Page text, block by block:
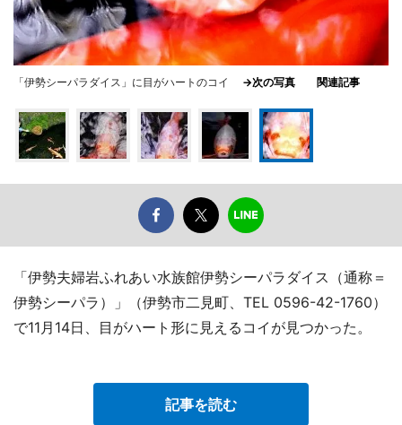
「伊勢シーパラダイス」に目がハートのコイ →次の写真 関連記事
「伊勢夫婦岩ふれあい水族館伊勢シーパラダイス（通称＝
伊勢シーパラ）」（伊勢市二見町、TEL 0596-42-1760）
で11月14日、目がハート形に見えるコイが見つかった。
記事を読む